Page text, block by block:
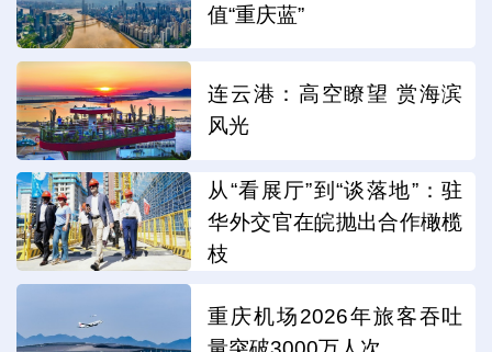
值“重庆蓝”
连云港：高空瞭望 赏海滨
风光
从“看展厅”到“谈落地”：驻
华外交官在皖抛出合作橄榄
枝
重庆机场2026年旅客吞吐